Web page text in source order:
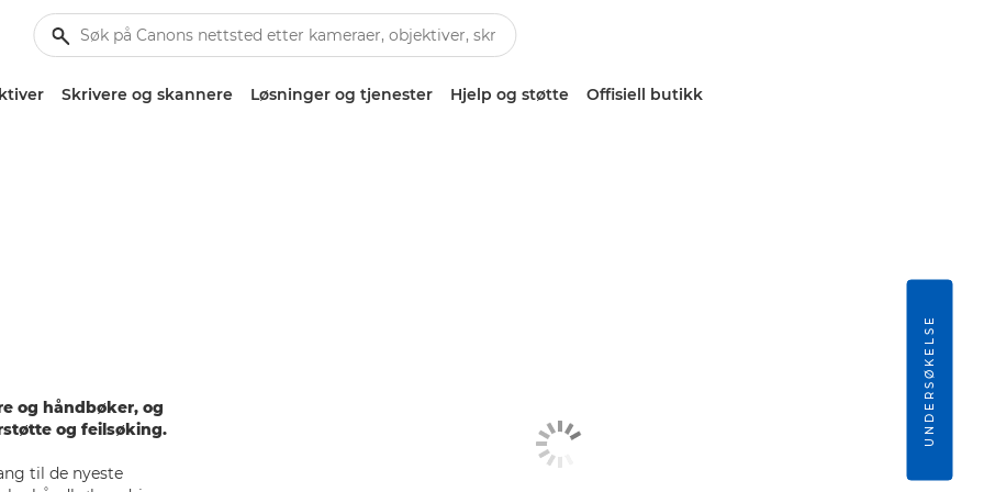
Skrivere og skannere Løsninger og tjenester Hjelp og støtte Offisiell butikk
og håndbøker, og
og feilsøking.
til de nyeste
UNDERSØKELSE